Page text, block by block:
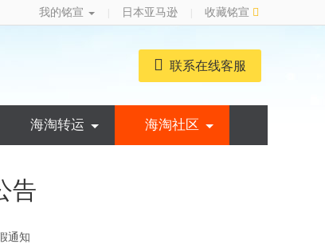
我的铭宣 日本亚马逊
收藏铭宣
联系在线客服
海淘转运 海淘社区
告
通知